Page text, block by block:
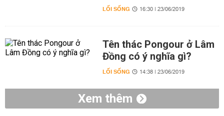
LỐI SỐNG 16:30 | 23/06/2019
Tên thác Pongour ở Lâm
Đồng có ý nghĩa gì?
LỐI SỐNG 14:38 | 23/06/2019
Xem thêm